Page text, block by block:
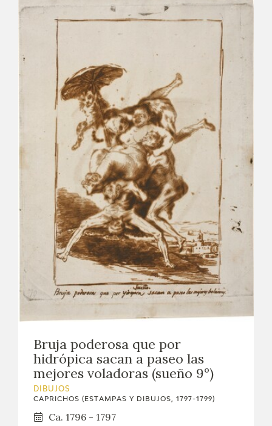
Bruja poderosa que por
hidrópica sacan a paseo las
mejores voladoras (sueño 9º)
DIBUJOS
CAPRICHOS (ESTAMPAS Y DIBUJOS, 1797-1799)
Ca. 1796 - 1797